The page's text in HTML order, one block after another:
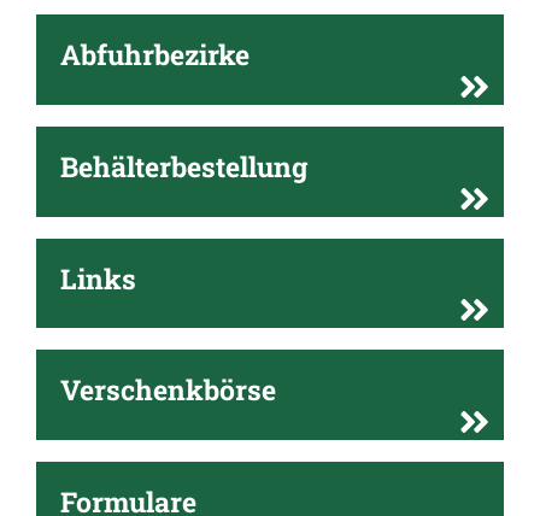
Abfuhrbezirke
Behälterbestellung
Links
Verschenkbörse
Formulare